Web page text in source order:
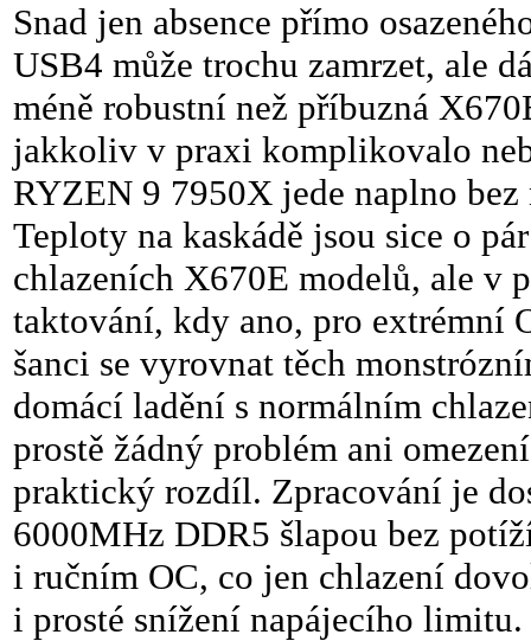
Snad jen absence přímo
USB4 může trochu zamrzet, ale
méně robustní než příbuzná
jakkoliv v praxi komplikovalo
RYZEN 9 7950X jede naplno
Teploty na kaskádě jsou sice o
chlazeních X670E modelů, ale v
taktování, kdy ano, pro extrémní
šanci se vyrovnat těch
domácí ladění s normálním
prostě žádný problém ani
praktický rozdíl. Zpracování je
6000MHz DDR5 šlapou bez
i ručním OC, co jen chlazení
i prosté snížení napájecího limitu.